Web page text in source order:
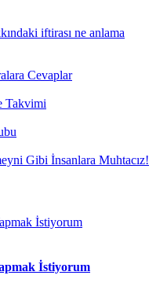
iftirası ne anlama
Cevaplar
Takvimi
Gibi İnsanlara Muhtacız!
İstiyorum